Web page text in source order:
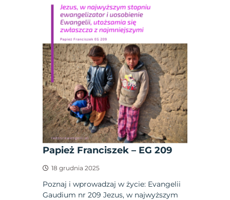
Papież Franciszek – EG 209
18 grudnia 2025
Poznaj i wprowadzaj w życie: Evangelii
Gaudium nr 209 Jezus, w najwyższym